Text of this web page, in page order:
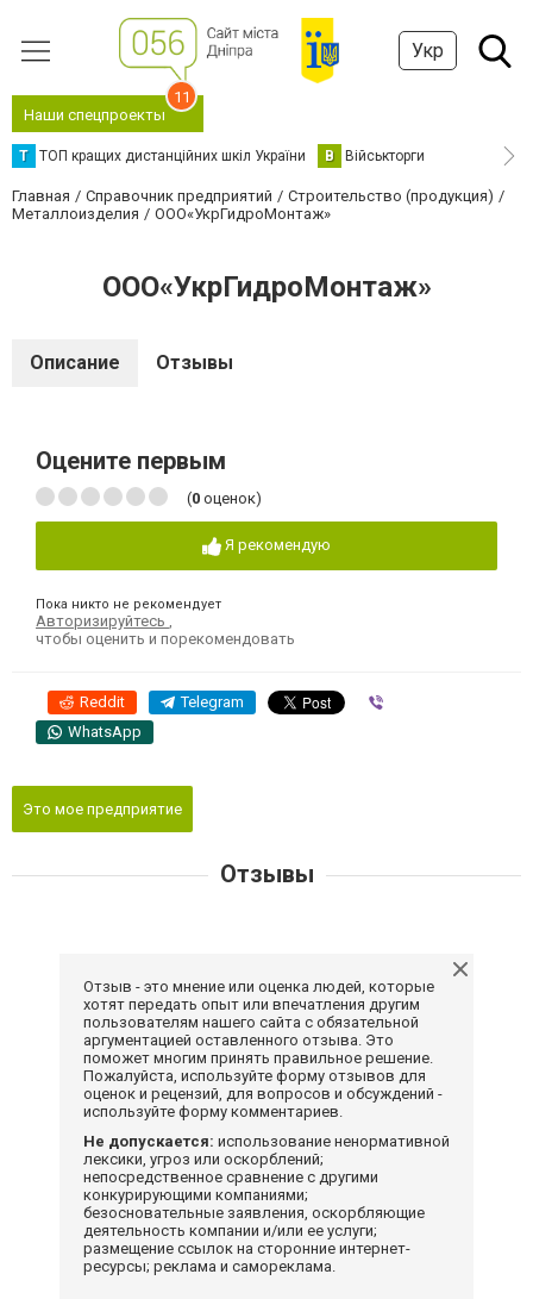
Укр
Наши спецпроекты
11
Т ТОП кращих дистанційних шкіл України В Військторги
Главная Справочник предприятий
Строительство (продукция)
Металлоизделия
ООО«УкрГидроМонтаж»
ООО«УкрГидроМонтаж»
Описание Отзывы
Оцените первым
(0 оценок)
Я рекомендую
Пока никто не рекомендует
Авторизируйтесь
чтобы оценить и порекомендовать
Reddit Telegram
WhatsApp
Это мое предприятие
Отзывы
Отзыв - это мнение или оценка людей, которые
хотят передать опыт или впечатления другим
пользователям нашего сайта с обязательной
аргументацией оставленного отзыва. Это
поможет многим принять правильное решение.
Пожалуйста, используйте форму отзывов для
оценок и рецензий, для вопросов и обсуждений -
используйте форму комментариев.
Не допускается: использование ненормативной
лексики, угроз или оскорблений;
непосредственное сравнение с другими
конкурирующими компаниями;
безосновательные заявления, оскорбляющие
деятельность компании и/или ее услуги;
размещение ссылок на сторонние интернет-
ресурсы; реклама и самореклама.